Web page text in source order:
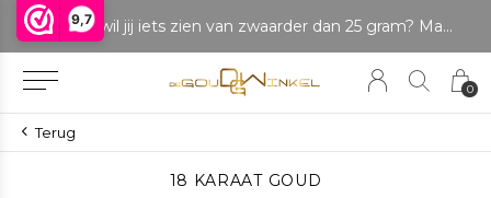
9,7
0
LET OP: wil jij iets zien van zwaarder dan 25 gram? Maak dan een afspraak om het product te bekijken. Producten boven de 25 gram NIET aanwezig in winkel.
Terug
18 KARAAT GOUD